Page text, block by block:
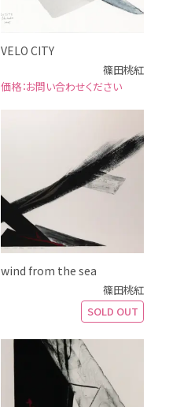
VELO CITY
篠田桃紅
お問い合わせください
wind from the sea
篠田桃紅
SOLD OUT